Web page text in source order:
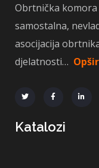
Obrtnička
samostalna,
asocijacija
djelatnosti…
Katalozi